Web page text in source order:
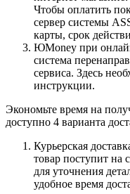
Чтобы оплатить
сервер системы
карты, срок
ЮMoney при
система
сервиса. Здесь
инструкции.
Экономьте время на
доступно 4 варианта
Курьерская
товар поступит на
для уточнения
удобное время